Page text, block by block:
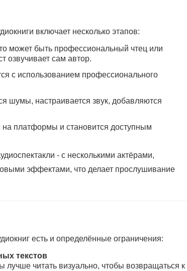
включает несколько этапов:
может быть профессиональный чтец или
озвучивает сам автор.
с использованием профессионального
шумы, настраивается звук, добавляются
на платформы и становится доступным
- с несколькими актёрами,
эффектами, что делает прослушивание
есть и определённые ограничения:
текстов
лучше читать визуально, чтобы возвращаться к